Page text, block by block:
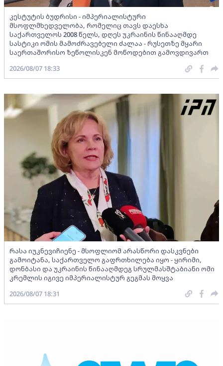
კესტუტის ბუდრისი - იმპერიალისტური
მსოფლმხედველობა, რომელიც თავს დაესხა
საქართველოს 2008 წელს, დღეს უკრაინის წინააღმდე
სასტიკი ომის მამოძრავებელი ძალაა - რუსეთზე მყარი
საერთაშორისო ზეწოლისკენ მოწოდებით გამოვდივართ
2026/08/07 18:33
რასა იუკნევიჩიენე - მსოფლიომ არასწორი დასკვნები
გამოიტანა, საქართველო გაფრთხილება იყო - ყირიმი,
დონბასი და უკრაინის წინააღმდეგ სრულმასშტაბიანი ომი
კრემლის იგივე იმპერიალისტურ გეგმას მოყვა
2026/08/07 18:31